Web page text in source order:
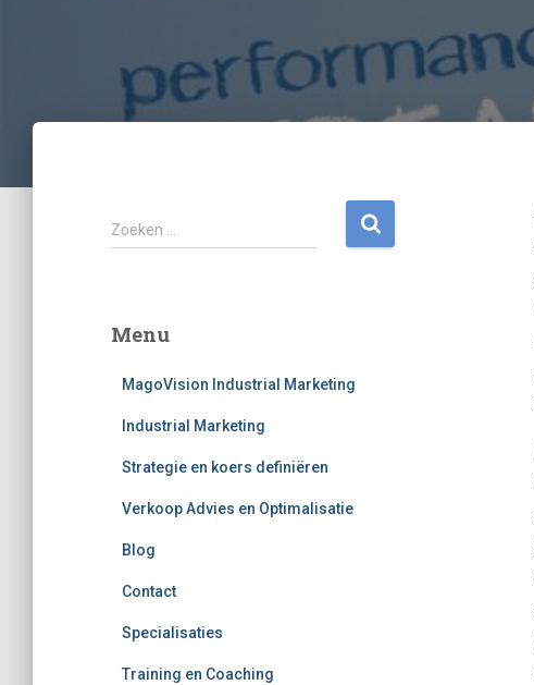
Z
o
n
Zoeken …
Menu
MagoVision Industrial Marketing
Industrial Marketing
Strategie en koers definiëren
Verkoop Advies en Optimalisatie
Blog
Contact
Specialisaties
Training en Coaching